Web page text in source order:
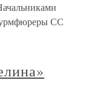
СС